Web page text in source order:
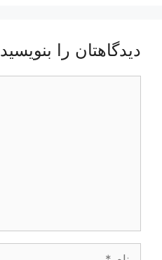
دیدگاهتان را بنویسید